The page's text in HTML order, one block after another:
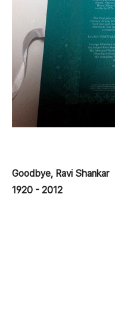
Goodbye, Ravi Shankar
1920 - 2012